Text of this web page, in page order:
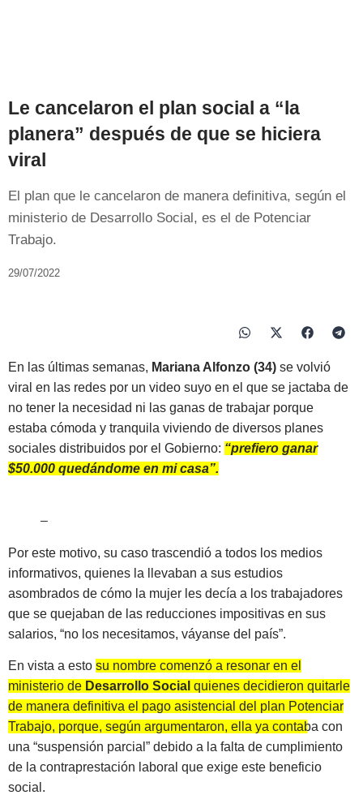
Le cancelaron el plan social a “la
planera” después de que se hiciera
viral
El plan que le cancelaron de manera definitiva, según el
ministerio de Desarrollo Social, es el de Potenciar
Trabajo.
29/07/2022
En las últimas semanas, Mariana Alfonzo (34) se volvió
viral en las redes por un video suyo en el que se jactaba de
no tener la necesidad ni las ganas de trabajar porque
estaba cómoda y tranquila viviendo de diversos planes
sociales distribuidos por el Gobierno: “prefiero ganar
$50.000 quedándome en mi casa”.
–
Por este motivo, su caso trascendió a todos los medios
informativos, quienes la llevaban a sus estudios
asombrados de cómo la mujer les decía a los trabajadores
que se quejaban de las reducciones impositivas en sus
salarios, “no los necesitamos, váyanse del país”.
En vista a esto su nombre comenzó a resonar en el
ministerio de Desarrollo Social quienes decidieron quitarle
de manera definitiva el pago asistencial del plan Potenciar
Trabajo, porque, según argumentaron, ella ya contaba con
una “suspensión parcial” debido a la falta de cumplimiento
de la contraprestación laboral que exige este beneficio
social.